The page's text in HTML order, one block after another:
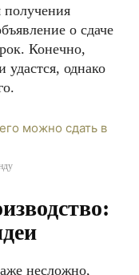
о сдаче
Конечно,
удастся, однако
несложно,